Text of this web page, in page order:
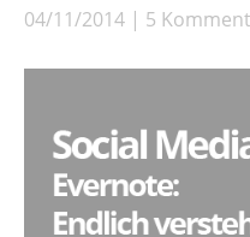
04/11/2014 5